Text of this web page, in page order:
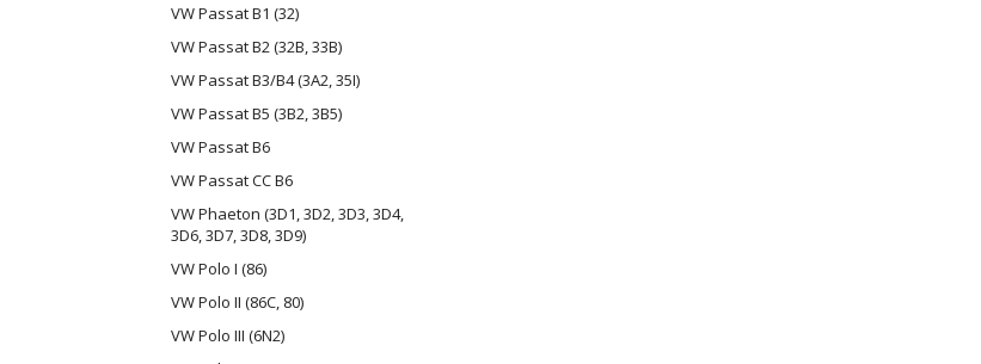
VW Passat B1 (32)
VW Passat B2 (32B, 33B)
VW Passat B3/B4 (3A2, 35I)
VW Passat B5 (3B2, 3B5)
VW Passat B6
VW Passat CC B6
VW Phaeton (3D1, 3D2, 3D3, 3D4,
3D6, 3D7, 3D8, 3D9)
VW Polo I (86)
VW Polo II (86C, 80)
VW Polo III (6N2)